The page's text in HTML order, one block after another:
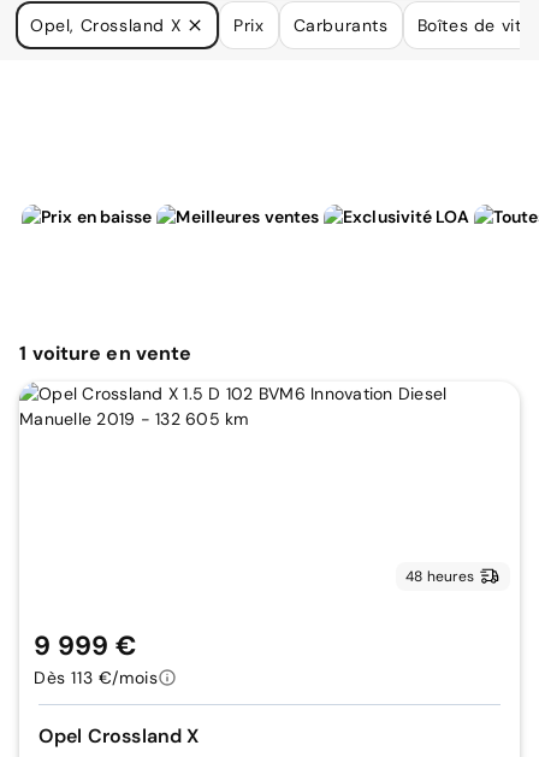
Nous avons de nombreuses voitures qui pourraient répondre
à vos besoins.
Opel, Crossland X Prix Carburants Boîtes de
1 voitureen vente
48 heures
Opel Crossland X
9 999 €
Dès 113 €/mois